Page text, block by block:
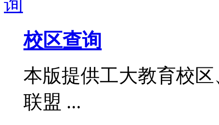
校区查询
本版提供工大教育校
联盟 ...